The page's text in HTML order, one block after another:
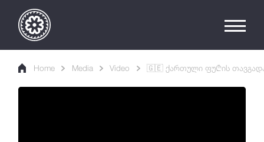
Home Media Video 🇬🇪 ქართული ფუ₾ის